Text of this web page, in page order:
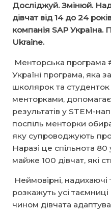
Досліджуй. Змінюй.
дівчат від 14 до 24
компанія SAP Україна.
Ukraine.
Менторська програма
Україні програма, яка
школярок та студенток
менторками,
результатів у STEM-
поспіль менторки
яку супроводжують
Наразі це спільнота
майже 100 дівчат, які
Неймовірні, надихаючі
розкажуть усі
чином дівчата